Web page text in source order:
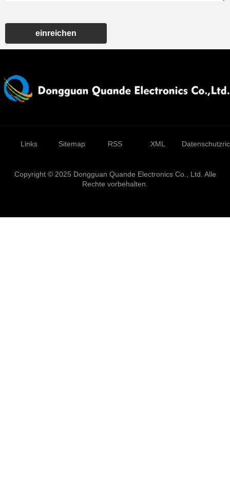
einreichen
Links Sitemap RSS XML
Copyright © 2025 Dongguan Quande Electronics Co., Ltd. Alle
Rechte vorbehalten.